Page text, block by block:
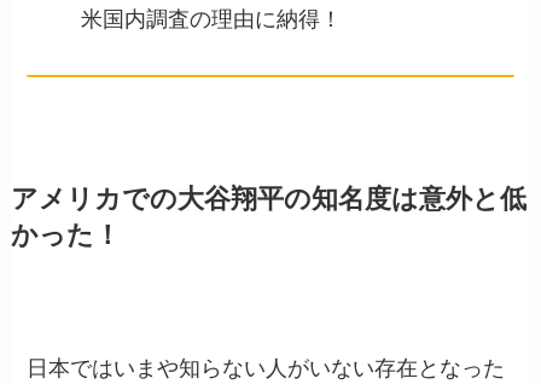
米国内調査の理由に納得！
アメリカでの大谷翔平の知名度は意外と低
かった！
日本ではいまや知らない人がいない存在となった